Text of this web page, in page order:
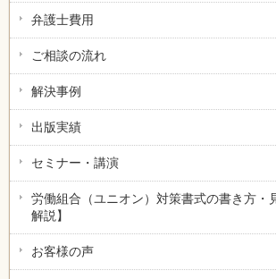
弁護士費用
ご相談の流れ
解決事例
出版実績
セミナー・講演
労働組合（ユニオン）対策書式の書き方・
解説】
お客様の声